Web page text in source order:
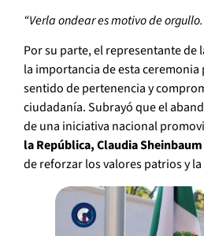
“Verla ondear es motivo de
Por su parte, el representante de
la importancia de esta
sentido de pertenencia y
ciudadanía. Subrayó que el
de una iniciativa nacional
la República, Claudia
de reforzar los valores patrios y